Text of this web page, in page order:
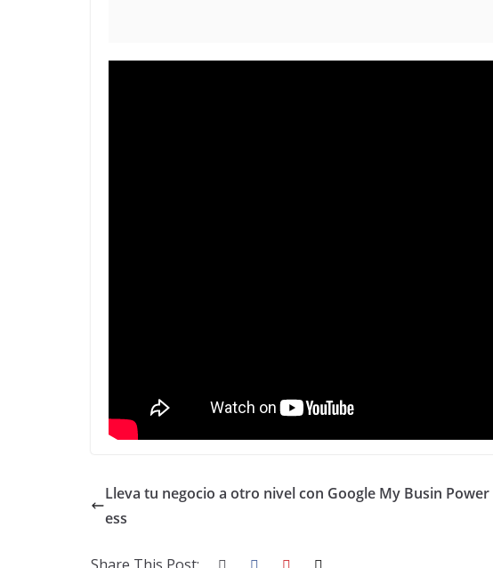
Lleva tu negocio a otro nivel con Google My Busin
ess